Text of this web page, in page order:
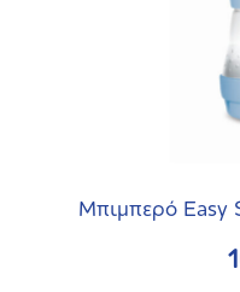
Μπιμπερό Easy